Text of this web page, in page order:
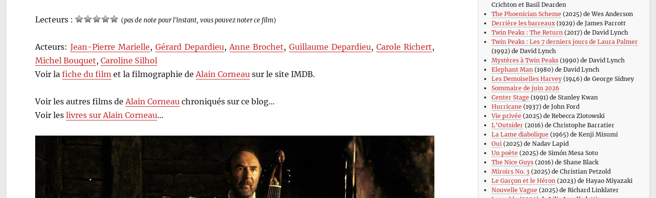
Lecteurs : (pas de note pour l'instant, vous pouvez noter ce film)
Acteurs:Jean-Pierre Marielle,Gérard Depardieu, Anne Brochet,Guillaume Depardieu,Carole Richert,
Michel Bouquet,Caroline Silhol
Voir lafiche du film et la filmographie de Alain Corneau sur le site IMDB.
Voir les autres films de Alain Corneau chroniqués sur ce blog…
Voir leslivres sur Alain Corneau…
Crichton et Basil Dearden
The Phoenician Scheme (2025) de Wes Anderson
Derrière les barreaux(1929) de James Parrott
Twin Peaks : The Return(2017) de David Lynch
Twin Peaks : Les 7 derniers jours de Laura Palmer
(1992) de David Lynch
Mystères à Twin Peaks(1990) de David Lynch
Elephant Man(1980) de David Lynch
Les Demoiselles Harvey(1946) de George Sidney
Sommaire de juin 2026
Center Stage (1991) de Stanley Kwan
Hurricane (1937) de John Ford
Vie privée (2025) de Rebecca Zlotowski
L’Outsider(2016) de Christophe Barratier
La Lame diabolique (1965) de Kenji Misumi
Oui(2025) de Nadav Lapid
Un poète (2025) de Simón Mesa Soto
The Nice Guys(2016) de Shane Black
Miroirs No. 3 (2025) de Christian Petzold
Le Garçon et le Héron(2023) de Hayao Miyazaki
Nouvelle Vague (2025) de Richard Linklater